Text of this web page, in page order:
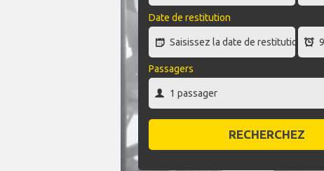
Date de restitution
Passagers
RECHERCHEZ